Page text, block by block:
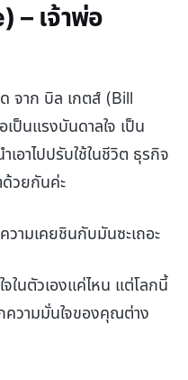
– เจ้าพ่อ
จาก บิล เกตส์ (Bill
ป็นแรงบันดาลใจ เป็น
ำเอาไปปรับใช้ในชีวิต ธุรกิจ
ด้วยกันค่ะ
ามเคยชินกับมันซะเถอะ
ในตัวเองแค่ไหน แต่โลกนี้
ความมั่นใจของคุณต่าง